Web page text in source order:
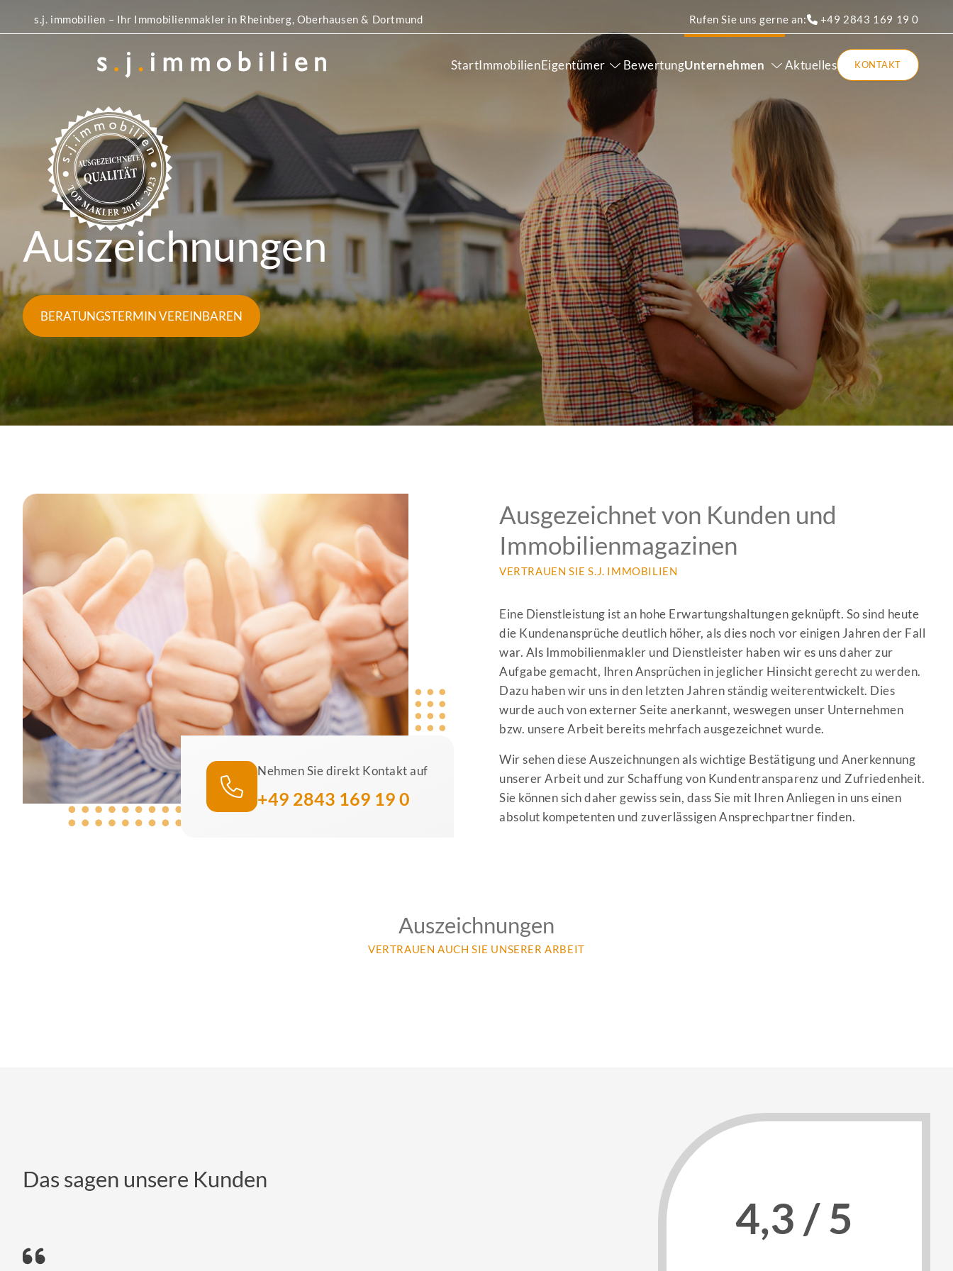
s.j. immobilien – Ihr Immobilienmakler in Rheinberg, Oberhausen & Dortmund Rufen Sie uns gerne an: +49 2843 169 19 0
StartImmobilienEigentümer BewertungUnternehmen Aktuelles KONTAKT
Auszeichnungen
BERATUNGSTERMIN VEREINBAREN
Nehmen Sie direkt Kontakt auf
+49 2843 169 19 0
Ausgezeichnet von Kunden und
Immobilienmagazinen
VERTRAUEN SIE S.J. IMMOBILIEN
Eine Dienstleistung ist an hohe Erwartungshaltungen geknüpft. So sind heute
die Kundenansprüche deutlich höher, als dies noch vor einigen Jahren der Fall
war. Als Immobilienmakler und Dienstleister haben wir es uns daher zur
Aufgabe gemacht, Ihren Ansprüchen in jeglicher Hinsicht gerecht zu werden.
Dazu haben wir uns in den letzten Jahren ständig weiterentwickelt. Dies
wurde auch von externer Seite anerkannt, weswegen unser Unternehmen
bzw. unsere Arbeit bereits mehrfach ausgezeichnet wurde.
Wir sehen diese Auszeichnungen als wichtige Bestätigung und Anerkennung
unserer Arbeit und zur Schaffung von Kundentransparenz und Zufriedenheit.
Sie können sich daher gewiss sein, dass Sie mit Ihren Anliegen in uns einen
absolut kompetenten und zuverlässigen Ansprechpartner finden.
Auszeichnungen
VERTRAUEN AUCH SIE UNSERER ARBEIT
Das sagen unsere Kunden
4,3 / 5